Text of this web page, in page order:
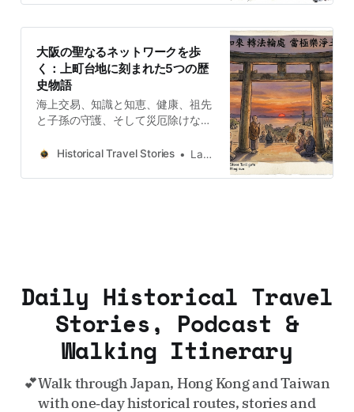
malheur – une divinité qui
protégerait tous les esprits – seriez-
大阪の聖なるネットワークを歩
く：上町台地に刻まれた5つの歴
史物語
海上交易、知識と知恵、健康、祖先
と子孫の守護、そして災厄除けな
いたとしたら、あなたは参拝してみ
Historical Travel Stories Lawrence
Daily Historical Travel
Stories, Podcast &
Walking Itinerary
💕Walk through Japan, Hong Kong and Taiwan
with one‑day historical routes, stories and